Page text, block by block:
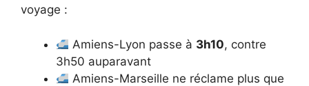
voyage :
Amiens-Lyon passe à 3h10, contre
3h50 auparavant
Amiens-Marseille ne réclame plus que